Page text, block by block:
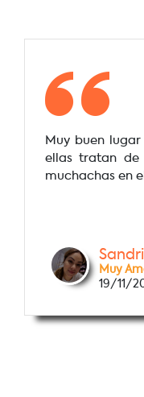
Muy buen
ellas tratan
muchachas en
Muy
19/11/